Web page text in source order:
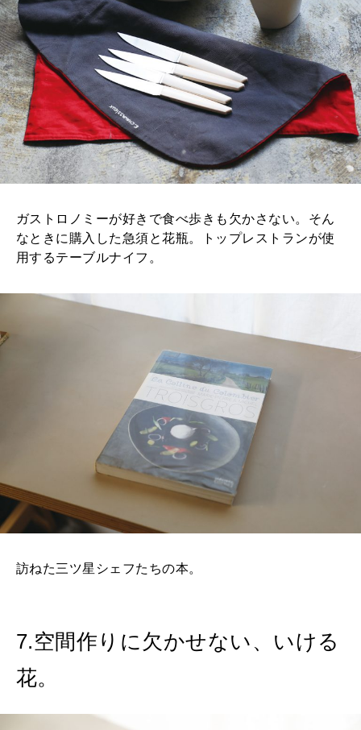
ガストロノミーが好きで食べ歩きも欠かさない。そん
なときに購入した急須と花瓶。トップレストランが使
用するテーブルナイフ。
訪ねた三ツ星シェフたちの本。
7.空間作りに欠かせない、いける
花。